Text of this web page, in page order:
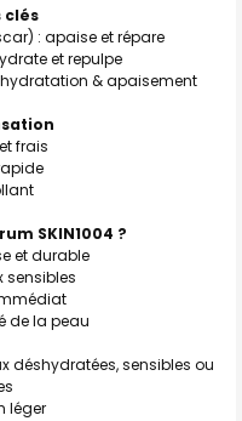
clés
: apaise et répare
et repulpe
& apaisement
frais
SKIN1004 ?
et durable
sensibles
de la peau
déshydratées, sensibles ou
léger